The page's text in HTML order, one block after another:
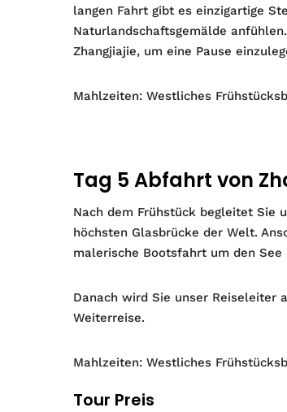
langen Fahrt gibt es einzigartige
Naturlandschaftsgemälde
Zhangjiajie, um eine Pause
Mahlzeiten: Westliches
Tag 5 Abfahrt von
Nach dem Frühstück begleitet Sie
höchsten Glasbrücke der Welt.
malerische Bootsfahrt um den See
Danach wird Sie unser Reiseleiter
Weiterreise.
Mahlzeiten: Westliches
Tour Preis